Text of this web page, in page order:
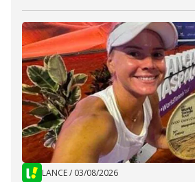
LANCE/ 03/08/2026